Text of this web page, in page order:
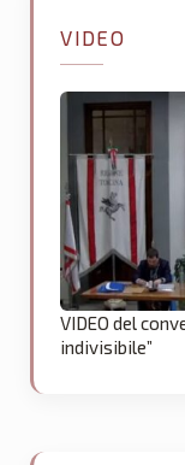
VIDEO
VIDEO del
indivisibile”